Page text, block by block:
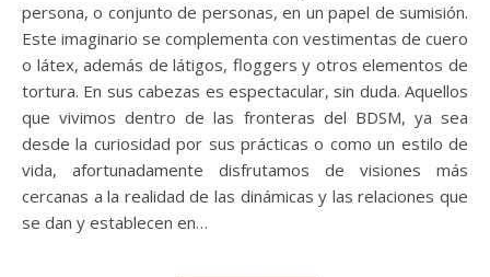
persona, o conjunto de personas, en un papel de sumisión.
Este imaginario se complementa con vestimentas de cuero
o látex, además de látigos, floggers y otros elementos de
tortura. En sus cabezas es espectacular, sin duda. Aquellos
que vivimos dentro de las fronteras del BDSM, ya sea
desde la curiosidad por sus prácticas o como un estilo de
vida, afortunadamente disfrutamos de visiones más
cercanas a la realidad de las dinámicas y las relaciones que
se dan y establecen en…